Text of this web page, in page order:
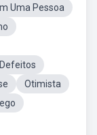
Uma Pessoa
Otimista